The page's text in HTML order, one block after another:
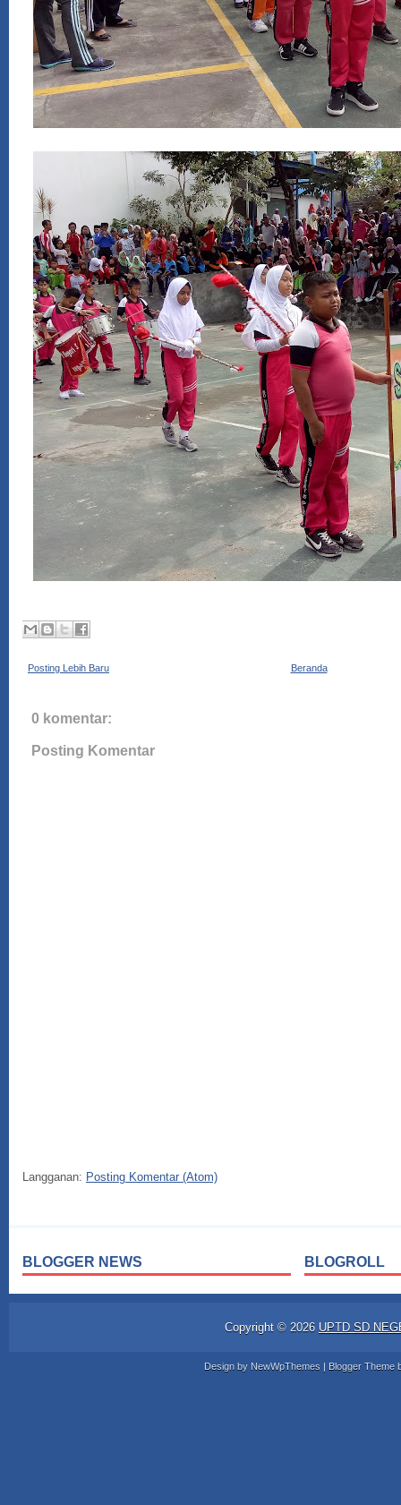
Posting Lebih Baru Beranda
0 komentar:
Posting Komentar
Langganan: Posting Komentar (Atom)
BLOGGER NEWS BLOGROLL
Copyright © 2026 UPTD SD
Design by NewWpThemes | Blogger Theme